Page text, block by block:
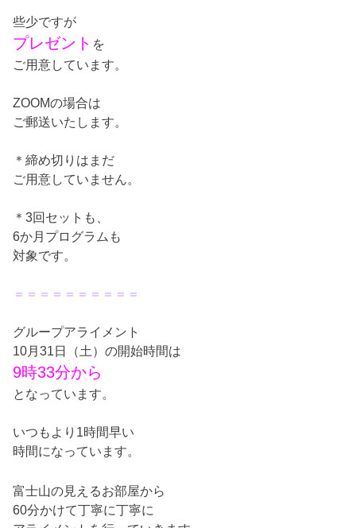
些少ですが
プレゼント を
ご用意しています。
ZOOMの場合は
ご郵送いたします。
＊締め切りはまだ
ご用意していません。
＊3回セットも、
6か月プログラムも
対象です。
＝＝＝＝＝＝＝＝＝＝
グループアライメント
10月31日（土）の開始時間は
9時33分から
となっています。
いつもより1時間早い
時間になっています。
富士山の見えるお部屋から
60分かけて丁寧に丁寧に